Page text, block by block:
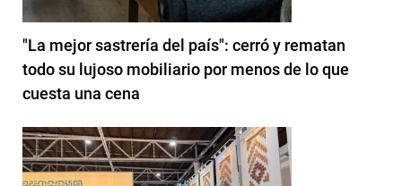
"La mejor sastrería del país": cerró y rematan
todo su lujoso mobiliario por menos de lo que
cuesta una cena